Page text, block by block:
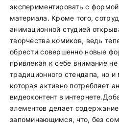
экспериментировать с
материала. Кроме того,
анимационной студией
творчества комиков, ведь
обрести совершенно новые
привлекая к себе внимание
традиционного стендапа, но
которая активно потребляет
видеоконтент в
элементов делает
запоминающимся, что, без